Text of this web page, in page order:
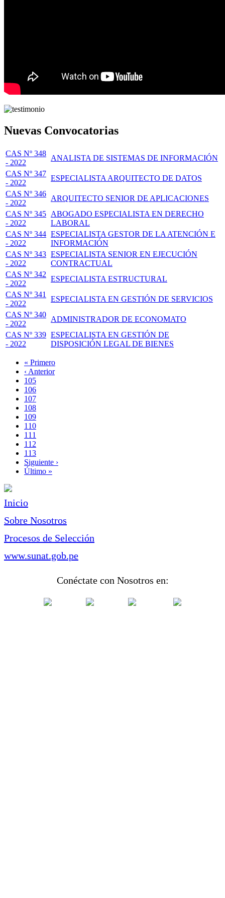
Nuevas Convocatorias
CAS Nº 348
- 2022
ANALISTA DE SISTEMAS DE INFORMACIÓN
CAS Nº 347
- 2022
ESPECIALISTA ARQUITECTO DE DATOS
CAS Nº 346
- 2022
ARQUITECTO SENIOR DE APLICACIONES
CAS Nº 345
- 2022
ABOGADO ESPECIALISTA EN DERECHO
LABORAL
CAS Nº 344
- 2022
ESPECIALISTA GESTOR DE LA ATENCIÓN E
INFORMACIÓN
CAS Nº 343
- 2022
ESPECIALISTA SENIOR EN EJECUCIÓN
CONTRACTUAL
CAS Nº 342
- 2022
ESPECIALISTA ESTRUCTURAL
CAS Nº 341
- 2022
ESPECIALISTA EN GESTIÓN DE SERVICIOS
CAS Nº 340
- 2022
ADMINISTRADOR DE ECONOMATO
CAS Nº 339
- 2022
ESPECIALISTA EN GESTIÓN DE
DISPOSICIÓN LEGAL DE BIENES
Paginación
Primera
página
« Primero
Página
anterior
‹ Anterior
Page
105
Page
106
Page
107
Page
108
Página
actual
109
Page
110
Page
111
Page
112
Page
113
Siguiente
página
Siguiente ›
Última
Último »
Inicio
Sobre Nosotros
Procesos de Selección
www.sunat.gob.pe
Conéctate con Nosotros en: